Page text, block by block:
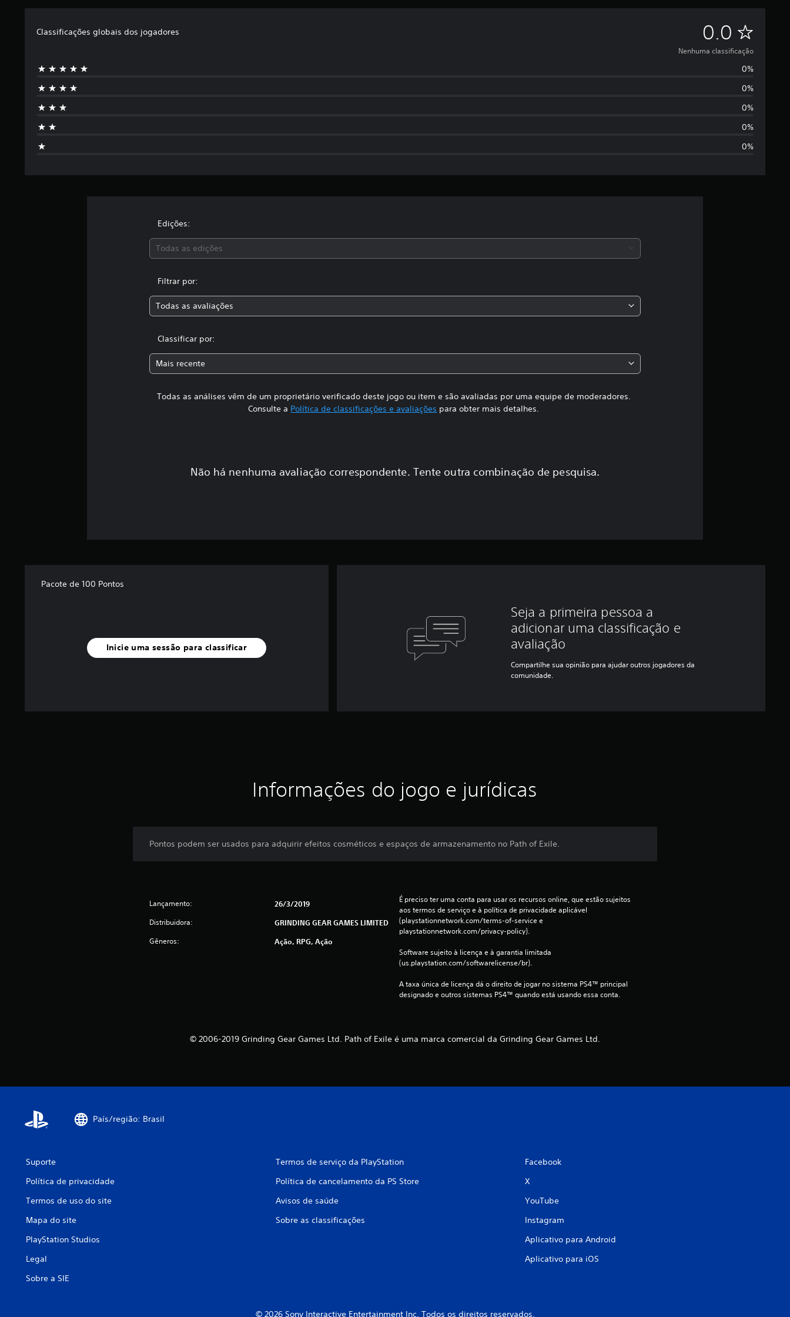
Classificações globais dos jogadores 0.0 N
e
n
h
u
m
a
Nenhuma classificação
0%
0%
0%
0%
0%
Edições:
Todas as edições
Filtrar por:
Todas as avaliações
Classificar por:
Mais recente
Todas as análises vêm de um proprietário verificado deste jogo ou item e são avaliadas por uma equipe de moderadores.
Consulte a Política de classificações e avaliações para obter mais detalhes.
Não há nenhuma avaliação correspondente. Tente outra combinação de pesquisa.
Pacote de 100 Pontos
Inicie uma sessão para classificar
Seja a primeira pessoa a
adicionar uma classificação e
avaliação
Compartilhe sua opinião para ajudar outros jogadores da
comunidade.
Informações do jogo e jurídicas
Pontos podem ser usados para adquirir efeitos cosméticos e espaços de armazenamento no Path of Exile.
Lançamento: 26/3/2019
Distribuidora: GRINDING GEAR GAMES LIMITED
Gêneros: Ação, RPG, Ação
É preciso ter uma conta para usar os recursos online, que estão sujeitos
aos termos de serviço e à política de privacidade aplicável
(playstationnetwork.com/terms-of-service e
playstationnetwork.com/privacy-policy).
Software sujeito à licença e à garantia limitada
(us.playstation.com/softwarelicense/br).
A taxa única de licença dá o direito de jogar no sistema PS4™ principal
designado e outros sistemas PS4™ quando está usando essa conta.
© 2006-2019 Grinding Gear Games Ltd. Path of Exile é uma marca comercial da Grinding Gear Games Ltd.
País/região: Brasil
Suporte
Política de privacidade
Termos de uso do site
Mapa do site
PlayStation Studios
Legal
Sobre a SIE
Termos de serviço da PlayStation
Política de cancelamento da PS Store
Avisos de saúde
Sobre as classificações
Facebook
X
YouTube
Instagram
Aplicativo para Android
Aplicativo para iOS
© 2026 Sony Interactive Entertainment Inc. Todos os direitos reservados.